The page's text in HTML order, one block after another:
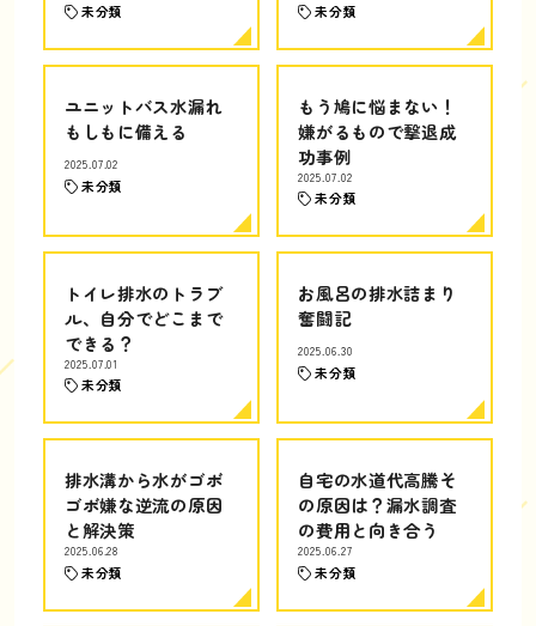
未分類 未分類
ユニットバス水漏れ
もしもに備える
2025.07.02
未分類
もう鳩に悩まない！
嫌がるもので撃退成
功事例
2025.07.02
未分類
トイレ排水のトラブ
ル、自分でどこまで
できる？
2025.07.01
未分類
お風呂の排水詰まり
奮闘記
2025.06.30
未分類
排水溝から水がゴボ
ゴボ嫌な逆流の原因
と解決策
2025.06.28
未分類
自宅の水道代高騰そ
の原因は？漏水調査
の費用と向き合う
2025.06.27
未分類